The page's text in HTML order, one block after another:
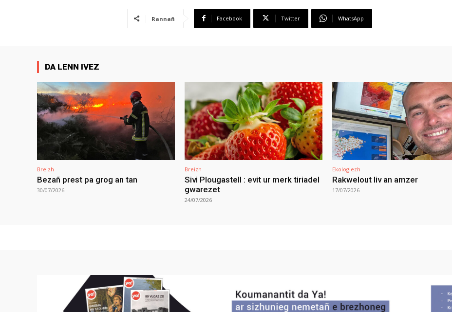
Rannañ Facebook Twitter WhatsApp
DA LENN IVEZ
Breizh
Bezañ prest pa grog an tan
30/07/2026
Breizh
Sivi Plougastell : evit ur merk tiriadel
gwarezet
24/07/2026
Ekologiezh
Rakwelout liv an amzer
17/07/2026